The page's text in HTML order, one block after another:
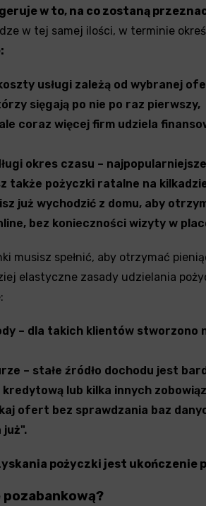
w to, na co zostaną
w tej samej ilości, w terminie
usługi zależą od wybranej
sięgają po nie po raz pierwszy,
coraz więcej firm udziela
okres czasu –
także pożyczki ratalne na
już wychodzić z domu, aby
bez konieczności wizyty w
musisz spełnić, aby otrzymać
elastyczne zasady udzielania
– dla takich klientów stworzono
– stałe źródło dochodu jest
lub kilka innych
ofert bez sprawdzania baz
już".
pożyczki jest ukończenie
pozabankową?